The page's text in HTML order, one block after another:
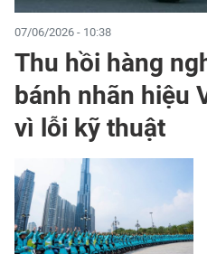
07/06/2026 - 10:38
Thu hồi hàng
bánh nhãn hiệu
vì lỗi kỹ thuật